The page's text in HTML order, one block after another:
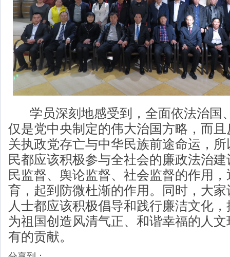
学员深刻地感受到，全面依法治国
仅是党中央制定的伟大治国方略，而
关执政党存亡与中华民族前途命运，
民都应该积极参与全社会的廉政法治
民监督、舆论监督、社会监督的作用
育，起到防微杜渐的作用。同时，大
人士都应该积极倡导和践行廉洁文化
为祖国创造风清气正、和谐幸福的人
有的贡献。